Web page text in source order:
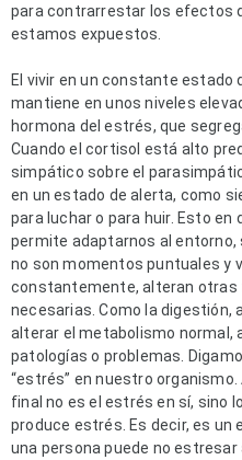
para contrarrestar los efectos
estamos expuestos.
El vivir en un constante estado
mantiene en unos niveles
hormona del estrés, que
Cuando el cortisol está alto
simpático sobre el
en un estado de alerta, como
para luchar o para huir. Esto
permite adaptarnos al entorno,
no son momentos puntuales y
constantemente, alteran otras
necesarias. Como la digestión,
alterar el metabolismo normal,
patologías o problemas.
“estrés” en nuestro organismo.
final no es el estrés en sí, sino
produce estrés. Es decir, es
una persona puede no